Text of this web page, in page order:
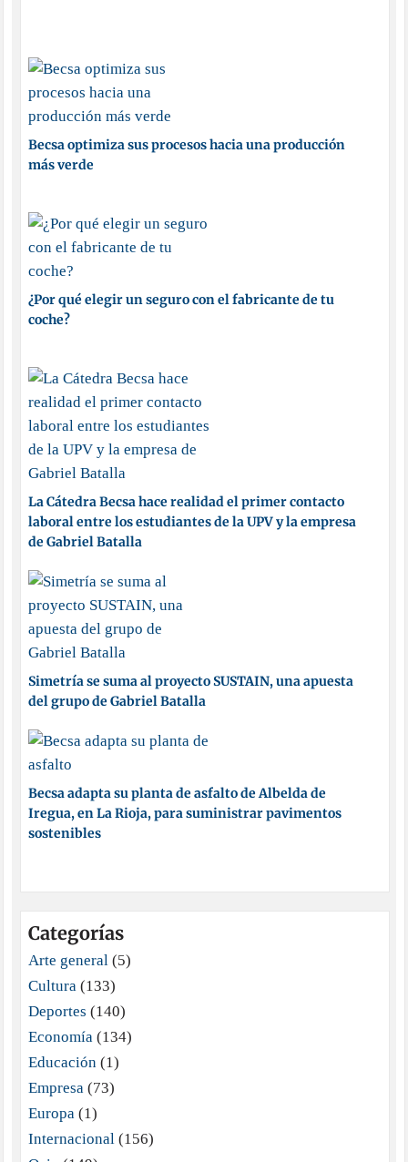
Becsa optimiza sus procesos hacia una producción
más verde
¿Por qué elegir un seguro con el fabricante de tu
coche?
La Cátedra Becsa hace realidad el primer contacto
laboral entre los estudiantes de la UPV y la empresa
de Gabriel Batalla
Simetría se suma al proyecto SUSTAIN, una apuesta
del grupo de Gabriel Batalla
Becsa adapta su planta de asfalto de Albelda de
Iregua, en La Rioja, para suministrar pavimentos
sostenibles
Categorías
Arte general(5)
Cultura(133)
Deportes (140)
Economía(134)
Educación(1)
Empresa(73)
Europa(1)
Internacional(156)